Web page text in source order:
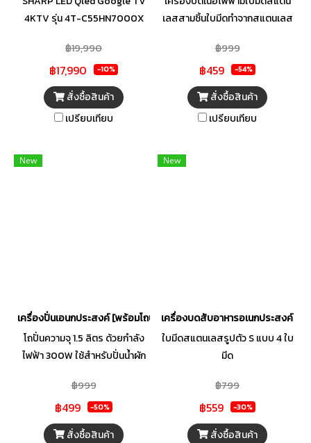
4KTV รุ่น 4T-C55HN7000X
฿19,990
฿17,990 -10%
สั่งซื้อสินค้า
เปรียบเทียบ
เลสสามชิ้นใบมีดทำจากสแตนเลส
฿999
฿459 -54%
สั่งซื้อสินค้า
เปรียบเทียบ
New
เครื่องปั่นเอนกประสงค์ [พร้อมโถบด] l รุ่น BD-1510
โถปั่นความจุ 1.5 ลิตร ด้วยกำลัง
ไฟฟ้า 300W ใช้สำหรับปั่นน้ำผัก
ปรับความเร็วได้ 3 ระดับ พร้อม
ด้วยปุ่ม Pulse ขณะปั่นอาหาร ใบ
มีดสแตนเลส ทนทาน ไม่เป็นสนิม
฿999
฿499 -50%
สั่งซื้อสินค้า
New
เครื่องบดสับอาหารอเนกประสงค์ 3
ใบมีดสแตนเลสรูปตัว S แบบ 4 ใบ
มีด
฿799
฿559 -30%
สั่งซื้อสินค้า